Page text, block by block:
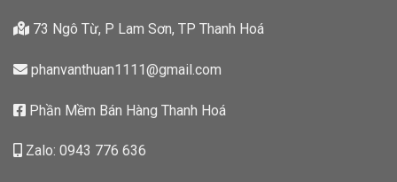
73 Ngô Từ, P Lam Sơn, TP Thanh Hoá
phanvanthuan1111@gmail.com
Phần Mềm Bán Hàng Thanh Hoá
Zalo: 0943 776 636